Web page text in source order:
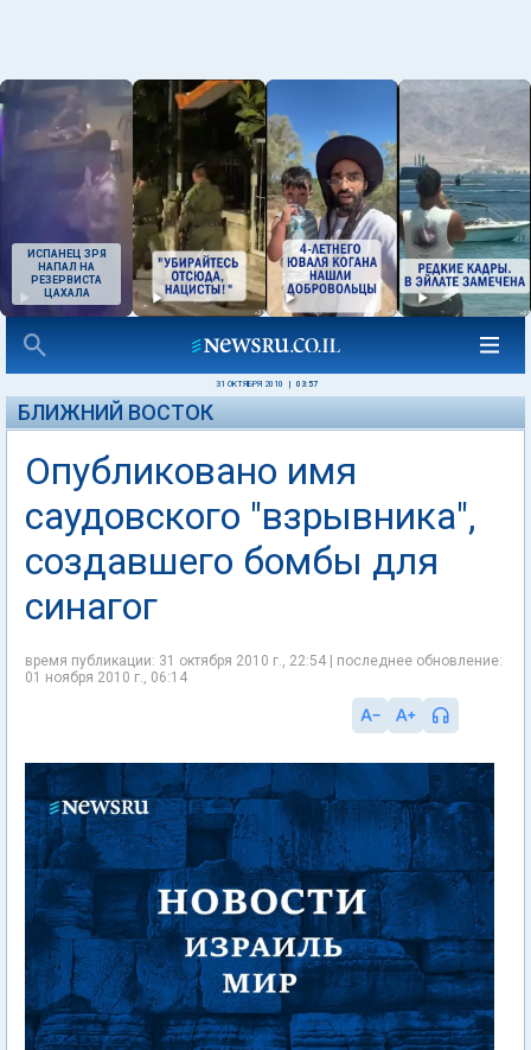
ИСПАНЕЦ ЗРЯ
НАПАЛ НА
РЕЗЕРВИСТА
ЦАХАЛА
31 ОКТЯБРЯ 2010 03:57
БЛИЖНИЙ ВОСТОК
Опубликовано имя
саудовского "взрывника",
создавшего бомбы для
синагог
время публикации: 31 октября 2010 г., 22:54 | последнее обновление:
01 ноября 2010 г., 06:14